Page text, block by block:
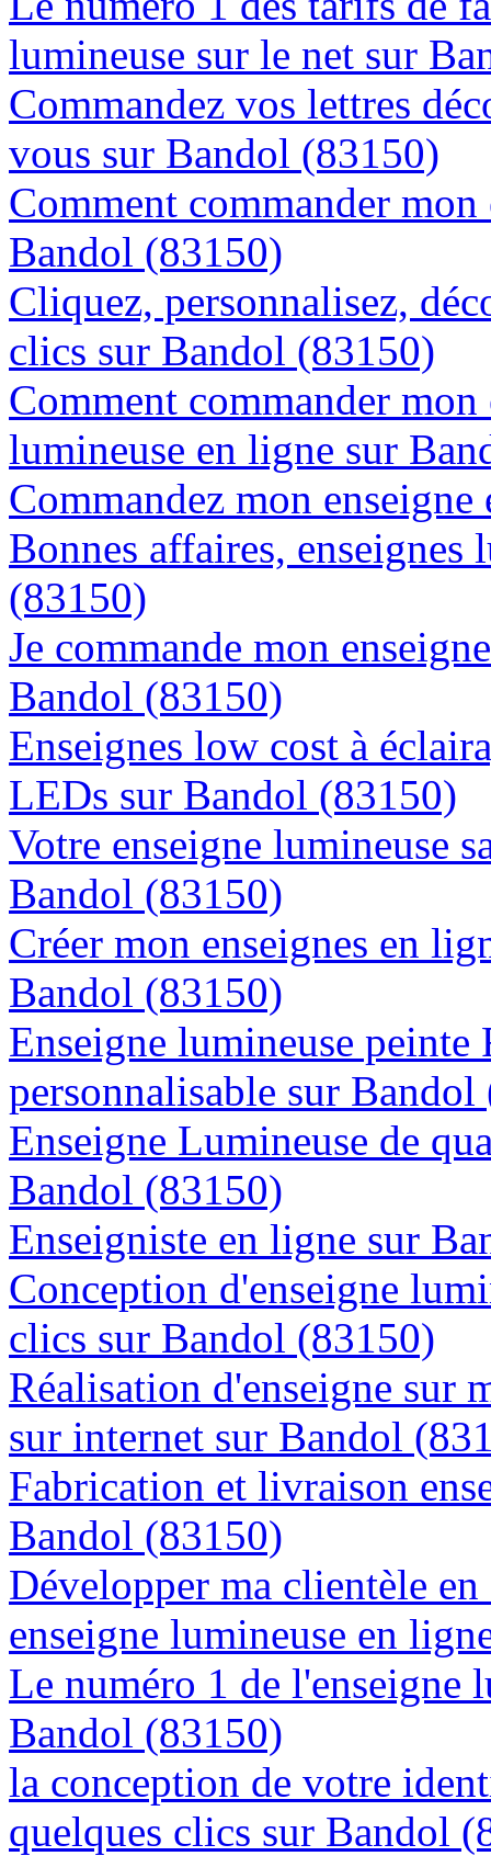
lumineuse sur le net sur
Commandez vos lettres
vous sur Bandol (83150)
Comment commander
Bandol (83150)
Cliquez, personnalisez,
clics sur Bandol (83150)
Comment commander
lumineuse en ligne sur
Commandez mon
Bonnes affaires,
(83150)
Je commande mon
Bandol (83150)
Enseignes low cost à
LEDs sur Bandol (83150)
Votre enseigne lumineuse
Bandol (83150)
Créer mon enseignes en
Bandol (83150)
Enseigne lumineuse
personnalisable sur
Enseigne Lumineuse de
Bandol (83150)
Enseigniste en ligne sur
Conception d'enseigne
clics sur Bandol (83150)
Réalisation d'enseigne sur
sur internet sur Bandol
Fabrication et livraison
Bandol (83150)
Développer ma clientèle
enseigne lumineuse en
Le numéro 1 de l'enseigne
Bandol (83150)
la conception de votre
quelques clics sur Bandol